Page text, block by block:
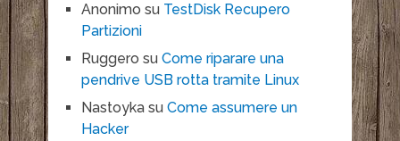
Anonimo su TestDisk Recupero
Partizioni
Ruggero su Come riparare una
pendrive USB rotta tramite Linux
Nastoykasu Come assumere un
Hacker